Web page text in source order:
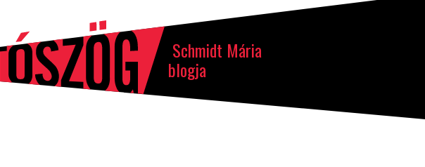
Schmidt Mária
blogja